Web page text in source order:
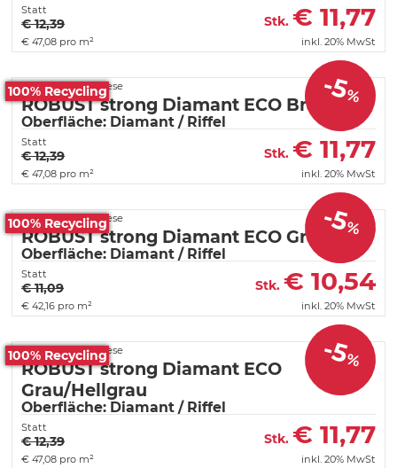
Statt
€ 12,39 Stk. € 11,77
€ 47,08 pro m² inkl. 20% MwSt
-5%
100% Recycling
Fortelock PVC Fliese
ROBUST strong Diamant ECO Braun
Oberfläche: Diamant / Riffel
Statt
€ 12,39 Stk. € 11,77
€ 47,08 pro m² inkl. 20% MwSt
-5%
100% Recycling
Fortelock PVC Fliese
ROBUST strong Diamant ECO Graphit
Oberfläche: Diamant / Riffel
Statt
€ 11,09 Stk. € 10,54
€ 42,16 pro m² inkl. 20% MwSt
-5%
100% Recycling
Fortelock PVC Fliese
ROBUST strong Diamant ECO
Grau/Hellgrau
Oberfläche: Diamant / Riffel
Statt
€ 12,39 Stk. € 11,77
€ 47,08 pro m² inkl. 20% MwSt